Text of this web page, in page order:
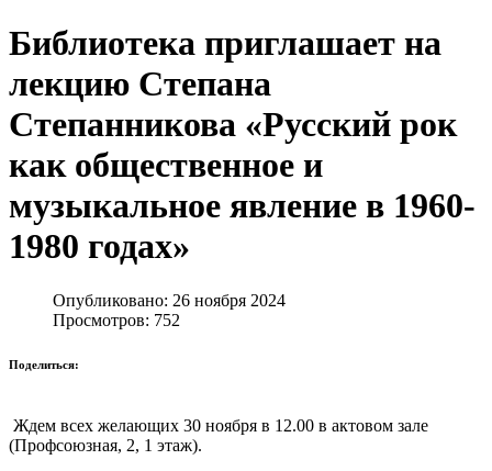
Библиотека приглашает на
лекцию Степана
Степанникова «Русский рок
как общественное и
музыкальное явление в 1960-
1980 годах»
Опубликовано: 26 ноября 2024
Просмотров: 752
Поделиться:
Ждем всех желающих 30 ноября в 12.00 в актовом зале
(Профсоюзная, 2, 1 этаж).